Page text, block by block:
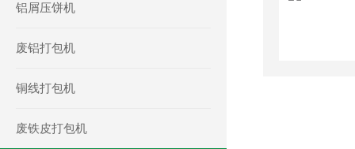
铝屑压饼机
废铝打包机
铜线打包机
废铁皮打包机